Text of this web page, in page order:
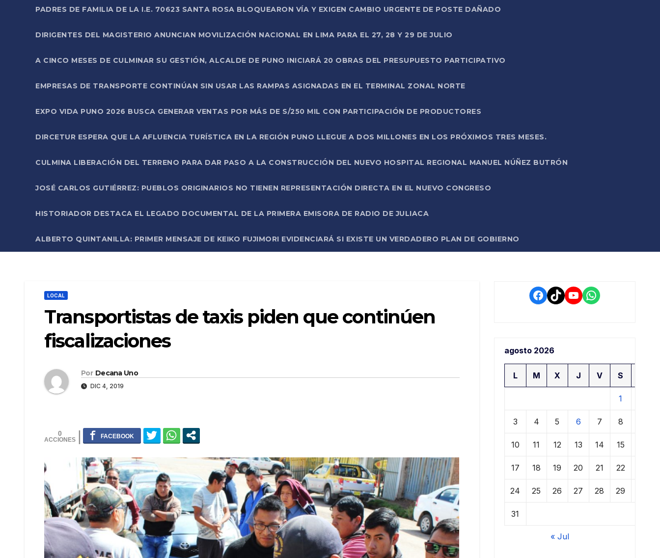
PADRES DE FAMILIA DE LA I.E. 70623 SANTA ROSA BLOQUEARON VÍA Y EXIGEN CAMBIO URGENTE DE POSTE DAÑADO
DIRIGENTES DEL MAGISTERIO ANUNCIAN MOVILIZACIÓN NACIONAL EN LIMA PARA EL 27, 28 Y 29 DE JULIO
A CINCO MESES DE CULMINAR SU GESTIÓN, ALCALDE DE PUNO INICIARÁ 20 OBRAS DEL PRESUPUESTO PARTICIPATIVO
EMPRESAS DE TRANSPORTE CONTINÚAN SIN USAR LAS RAMPAS ASIGNADAS EN EL TERMINAL ZONAL NORTE
EXPO VIDA PUNO 2026 BUSCA GENERAR VENTAS POR MÁS DE S/250 MIL CON PARTICIPACIÓN DE PRODUCTORES
DIRCETUR ESPERA QUE LA AFLUENCIA TURÍSTICA EN LA REGIÓN PUNO LLEGUE A DOS MILLONES EN LOS PRÓXIMOS TRES MESES.
CULMINA LIBERACIÓN DEL TERRENO PARA DAR PASO A LA CONSTRUCCIÓN DEL NUEVO HOSPITAL REGIONAL MANUEL NÚÑEZ BUTRÓN
JOSÉ CARLOS GUTIÉRREZ: PUEBLOS ORIGINARIOS NO TIENEN REPRESENTACIÓN DIRECTA EN EL NUEVO CONGRESO
HISTORIADOR DESTACA EL LEGADO DOCUMENTAL DE LA PRIMERA EMISORA DE RADIO DE JULIACA
ALBERTO QUINTANILLA: PRIMER MENSAJE DE KEIKO FUJIMORI EVIDENCIARÁ SI EXISTE UN VERDADERO PLAN DE GOBIERNO
LOCAL
Transportistas de taxis piden que continúen
fiscalizaciones
Por Decana Uno
DIC 4, 2019
0
Facebook
TikTokYouTube
WhatsApp
agosto 2026
L M X J V S
1
3 4 5 6 7 8
10 11 12 13 14 15
17 18 19 20 21 22
24 25 26 27 28 29
31
« Jul